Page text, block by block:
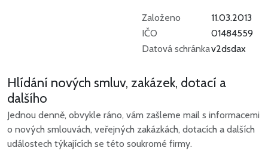
Založeno
11.03.2013
IČO
01484559
Datová schránkav2dsdax
Hlídání nových smluv, zakázek, dotací a
dalšího
Jednou denně, obvykle ráno, vám zašleme mail s informacemi
o nových smlouvách, veřejných zakázkách, dotacích a dalších
událostech týkajících se této soukromé firmy.